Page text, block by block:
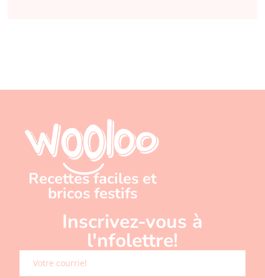
Recettes faciles et
bricos festifs
Inscrivez-vous à
l'nfolettre!